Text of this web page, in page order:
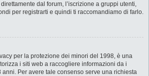
dal forum, l’iscrizione a gruppi utenti,
per registrarti e quindi ti raccomandiamo di farlo.
per la protezione dei minori del 1998, è una
i siti web a raccogliere informazioni da i
Per avere tale consenso serve una richiesta